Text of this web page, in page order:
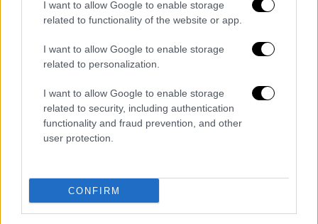
I want to allow Google to enable storage
related to functionality of the website or app.
I want to allow Google to enable storage
related to personalization.
I want to allow Google to enable storage
related to security, including authentication
functionality and fraud prevention, and other
user protection.
CONFIRM
Μια γενναία απόφαση, να βγάλει από τα
οποίος απεδείχθη ότι κινείται σε μια
κατεύθυνση που είναι έξω από το πλαίσιο
των αρχών που ο ίδιος εκπέμπει,
ανακοινώνει και εξαγγέλλει. Εκτός αν δεν
τον ενοχλεί αυτό».
Υποβρύχιο στον Ατλαντικό:
Κορυφώνεται η αγωνία, εν μέσω φόβων